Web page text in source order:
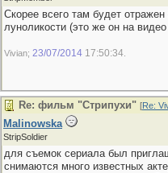
Скорее всего там будет
луноликости (это же он на
Vivian; 23/07/2014 17:50:34
Re: фильм "Стрипухи" [Re:
Malinowska
StripSoldier
для съемок сериала был
снимаются много известных